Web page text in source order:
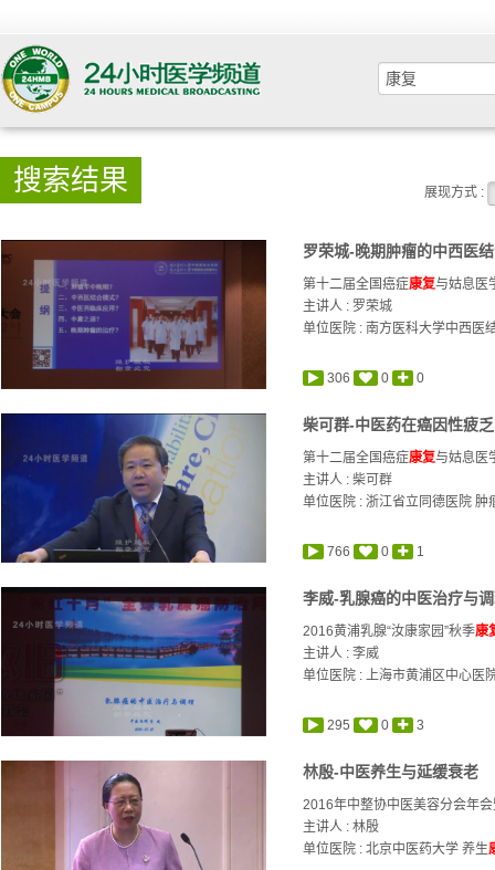
搜索结果 展现方式 :
罗荣城-晚期肿瘤的中西医
第十二届全国癌症康复与姑息医
主讲人 : 罗荣城
单位医院 : 南方医科大学中西医
306 0 0
柴可群-中医药在癌因性疲
第十二届全国癌症康复与姑息医
主讲人 :柴可群
单位医院 : 浙江省立同德医院 肿
766 0 1
李威-乳腺癌的中医治疗与
2016黄浦乳腺“汝康家园”秋季康
主讲人 :李威
单位医院 : 上海市黄浦区中心医
295 0 3
林殷-中医养生与延缓衰老
2016年中整协中医美容分会年
主讲人 :林殷
单位医院 : 北京中医药大学 养生